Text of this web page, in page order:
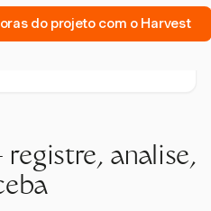
do projeto com o Harvest
analise,